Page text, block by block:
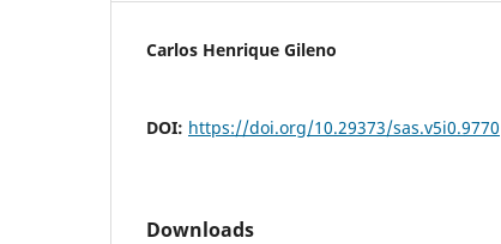
Carlos Henrique Gileno
DOI: https://doi.org/10.29373/sas.v5i0.9770
Downloads